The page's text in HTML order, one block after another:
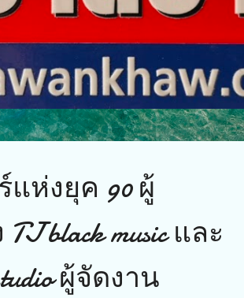
ห่งยุค 90 ผู้
black music และ
ผู้จัดงาน